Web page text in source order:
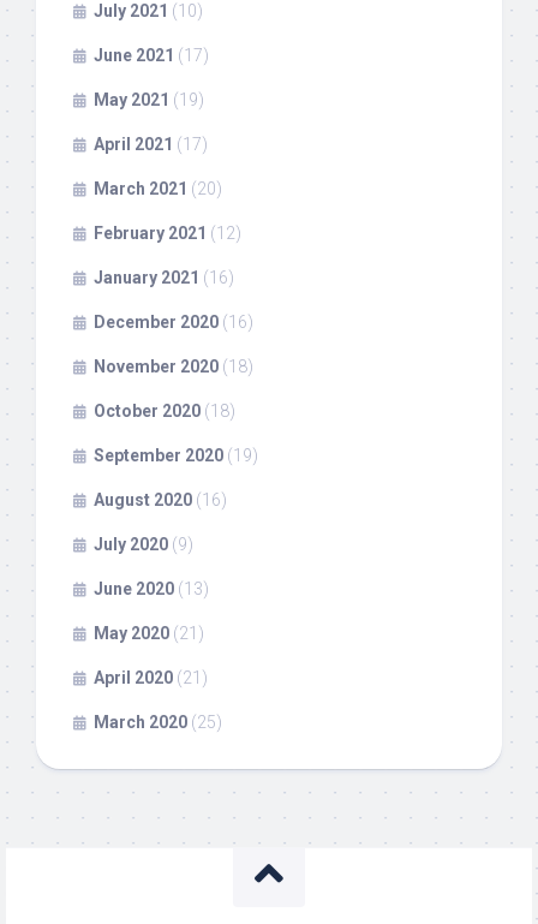
July 2021 (10)
June 2021 (17)
May 2021 (19)
April 2021 (17)
March 2021 (20)
February 2021 (12)
January 2021 (16)
December 2020 (16)
November 2020 (18)
October 2020 (18)
September 2020 (19)
August 2020 (16)
July 2020 (9)
June 2020 (13)
May 2020 (21)
April 2020 (21)
March 2020 (25)